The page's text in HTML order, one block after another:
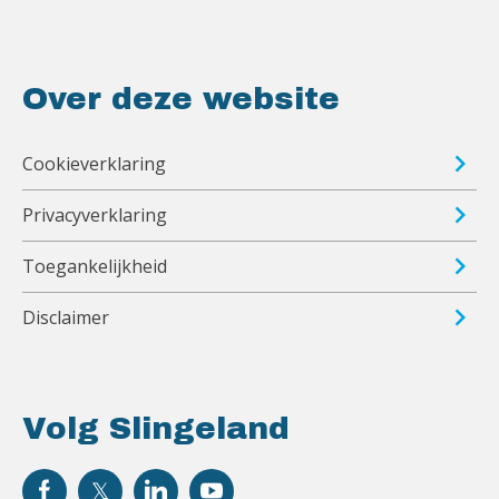
Volg Slingeland
Over deze website
Cookieverklaring
Privacyverklaring
Toegankelijkheid
Disclaimer